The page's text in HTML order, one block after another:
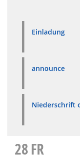
Einladung
announce
Niederschrift
28FR